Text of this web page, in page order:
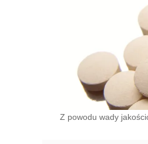
Z powodu wady